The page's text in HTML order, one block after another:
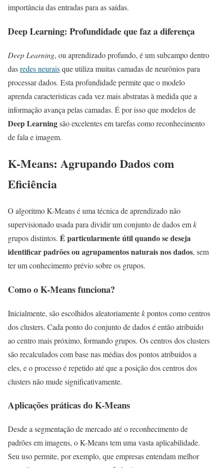
importância das entradas para as saídas.
Deep Learning: Profundidade que faz a diferença
Deep Learning, ou aprendizado profundo, é um subcampo dentro
dasredes neuraisque utiliza muitas camadas de neurônios para
processar dados. Esta profundidade permite que o modelo
aprenda características cada vez mais abstratas à medida que a
informação avança pelas camadas. É por isso que modelos de
Deep Learningsão excelentes em tarefas como reconhecimento
de fala e imagem.
K-Means: Agrupando Dados com
Eficiência
O algoritmo K-Means é uma técnica de aprendizado não
supervisionado usada para dividir um conjunto de dados emk
grupos distintos. É particularmente útil quando se deseja
identificar padrões ou agrupamentos naturais nos dados, sem
ter um conhecimento prévio sobre os grupos.
Como o K-Means funciona?
Inicialmente, são escolhidos aleatoriamentekpontos como centros
dos clusters. Cada ponto do conjunto de dados é então atribuído
ao centro mais próximo, formando grupos. Os centros dos clusters
são recalculados com base nas médias dos pontos atribuídos a
eles, e o processo é repetido até que a posição dos centros dos
clusters não mude significativamente.
Aplicações práticas do K-Means
Desde a segmentação de mercado até o reconhecimento de
padrões em imagens, o K-Means tem uma vasta aplicabilidade.
Seu uso permite, por exemplo, que empresas entendam melhor